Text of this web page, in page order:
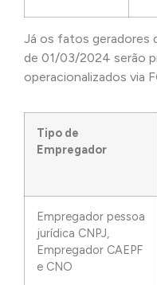
Já os fatos geradores
de 01/03/2024 serão
operacionalizados via
Tipo de
Empregador
Empregador pessoa
jurídica CNPJ,
Empregador CAEPF
e CNO